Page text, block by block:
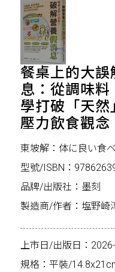
餐桌上的大誤
息：從調味
學打破「天
壓力飲食觀念
東坡解：体に良い食
型號/ISBN：
品牌/出版社：墨刻
製造商/作者：塩野崎
上市日/出版日：
規格：平裝/